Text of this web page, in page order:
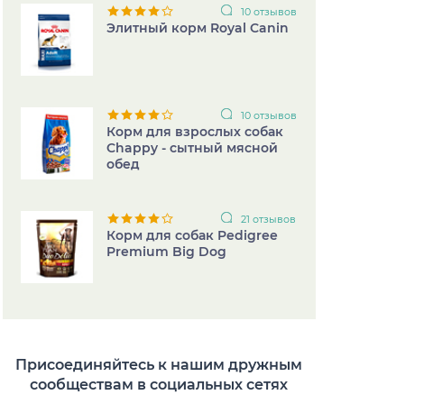
10 отзывов
Элитный корм Royal Canin
10 отзывов
Корм для взрослых собак
Chappy - сытный мясной
обед
21 отзывов
Корм для собак Pedigree
Premium Big Dog
Присоединяйтесь к нашим дружным
сообществам в социальных сетях